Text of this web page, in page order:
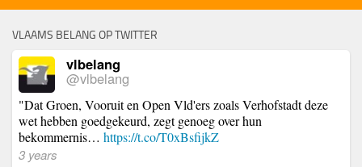
VLAAMS BELANG OP TWITTER
vlbelang
@vlbelang
"Dat Groen, Vooruit en Open Vld'ers zoals Verhofstadt deze
wet hebben goedgekeurd, zegt genoeg over hun
bekommernis… https://t.co/T0xBsfijkZ
3 years